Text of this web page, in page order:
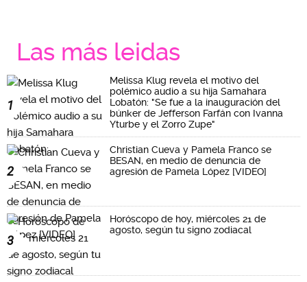
Las más leidas
1
Melissa Klug revela el motivo del
polémico audio a su hija Samahara
Lobatón: "Se fue a la inauguración del
búnker de Jefferson Farfán con Ivanna
Yturbe y el Zorro Zupe"
2
Christian Cueva y Pamela Franco se
BESAN, en medio de denuncia de
agresión de Pamela López [VIDEO]
3
Horóscopo de hoy, miércoles 21 de
agosto, según tu signo zodiacal